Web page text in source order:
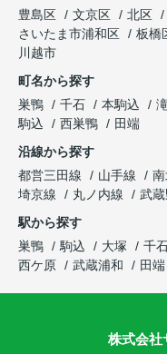
豊島区
文京区 北区
さいたま市浦和区
板橋
川越市
町名から探す
巣鴨
千石 本駒込
駒込
西巣鴨
田端
沿線から探す
都営三田線
山手線
埼京線
丸ノ内線 武
駅から探す
巣鴨
駒込 大塚 千
西ケ原
武蔵浦和 田端
株式会社